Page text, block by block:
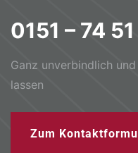
0151 – 74
Ganz unverbindlich
lassen
Zum